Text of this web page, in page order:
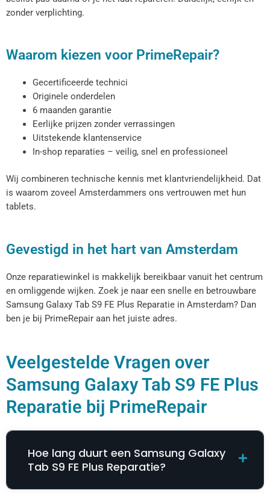
zonder verplichting.
Waarom kiezen voor PrimeRepair?
Gecertificeerde technici
Originele onderdelen
6 maanden garantie
Eerlijke prijzen zonder verrassingen
Uitstekende klantenservice
In-shop reparaties – veilig, snel en professioneel
Wij combineren technische kennis met klantvriendelijkheid. Dat
is waarom zoveel Amsterdammers ons vertrouwen met hun
tablets.
Gevestigd in het hart van Amsterdam
Onze reparatiewinkel is makkelijk bereikbaar vanuit het centrum
en omliggende wijken. Zoek je naar een snelle en betrouwbare
Samsung Galaxy Tab S9 FE Plus Reparatie​​​​ in Amsterdam? Dan
ben je bij PrimeRepair aan het juiste adres.
Veelgestelde Vragen over
Samsung Galaxy Tab S9 FE Plus
Reparatie​​​​ bij PrimeRepair
Hoe lang duurt een Samsung Galaxy
Tab S9 FE Plus Reparatie​​​​?